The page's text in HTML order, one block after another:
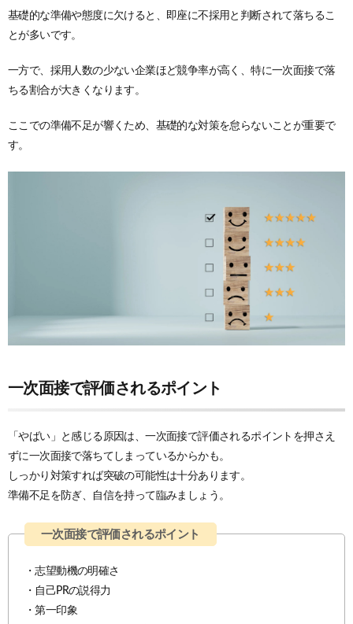
基礎的な準備や態度に欠けると、即座に不採用と判断されて落ちるこ
とが多いです。
一方で、採用人数の少ない企業ほど競争率が高く、特に一次面接で落
ちる割合が大きくなります。
ここでの準備不足が響くため、基礎的な対策を怠らないことが重要で
す。
一次面接で評価されるポイント
「やばい」と感じる原因は、一次面接で評価されるポイントを押さえ
ずに一次面接で落ちてしまっているからかも。
しっかり対策すれば突破の可能性は十分あります。
準備不足を防ぎ、自信を持って臨みましょう。
・志望動機の明確さ
・自己PRの説得力
・第一印象